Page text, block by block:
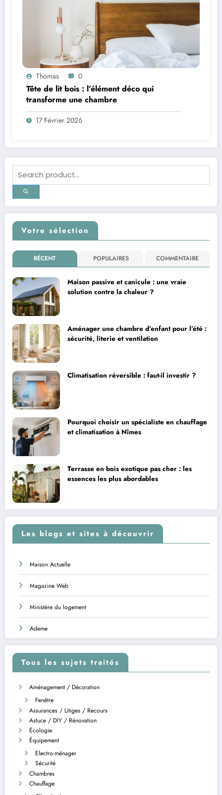
Thomas 0
Tête de lit bois : l’élément déco qui
transforme une chambre
17 Février 2026
Votre sélection
RÉCENT POPULAIRES COMMENTAIRE
Maison passive et canicule : une vraie
solution contre la chaleur ?
Aménager une chambre d’enfant pour l’été :
sécurité, literie et ventilation
Climatisation réversible : faut-il investir ?
Pourquoi choisir un spécialiste en chauffage
et climatisation à Nîmes
Terrasse en bois exotique pas cher : les
essences les plus abordables
Les blogs et sites à découvrir
Maison Actuelle
Magazine Web
Ministère du logement
Ademe
Tous les sujets traités
Aménagement / Décoration
Fenêtre
Assurances / Litiges / Recours
Astuce / DIY / Rénovation
Écologie
Équipement
Electro-ménager
Sécurité
Chambres
Chauffage